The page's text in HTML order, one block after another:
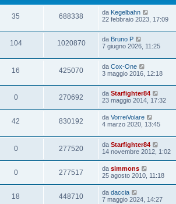
35 688338 da Kegelbahn
22 febbraio 2023, 17:09
104 1020870 da Bruno P
7 giugno 2026, 11:25
16 425070 da Cox-One
3 maggio 2016, 12:18
0 270692 da Starfighter84
23 maggio 2014, 17:32
42 830192 da VorreiVolare
4 marzo 2020, 13:45
0 277520 da Starfighter84
14 novembre 2012, 1:02
0 277517 da simmons
25 agosto 2010, 11:18
18 448710 da daccia
7 maggio 2024, 14:27